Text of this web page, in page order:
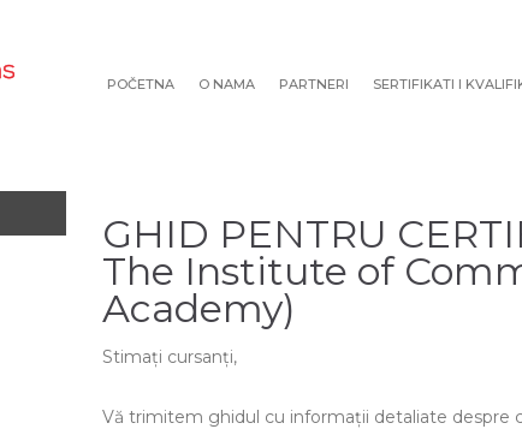
POČETNA O NAMA PARTNERI SERTIFIKATI I
GHID PENTRU
The Institute of
Academy)
Stimați cursanți,
Vă trimitem ghidul cu informații detaliate despre